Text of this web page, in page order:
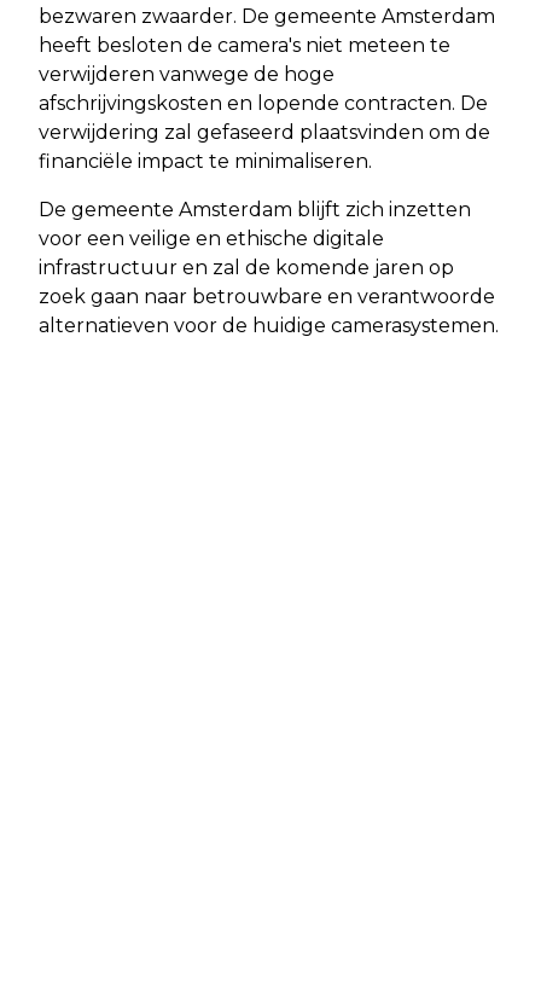
bezwaren zwaarder. De gemeente Amsterdam
heeft besloten de camera's niet meteen te
verwijderen vanwege de hoge
afschrijvingskosten en lopende contracten. De
verwijdering zal gefaseerd plaatsvinden om de
financiële impact te minimaliseren.
De gemeente Amsterdam blijft zich inzetten
voor een veilige en ethische digitale
infrastructuur en zal de komende jaren op
zoek gaan naar betrouwbare en verantwoorde
alternatieven voor de huidige camerasystemen.